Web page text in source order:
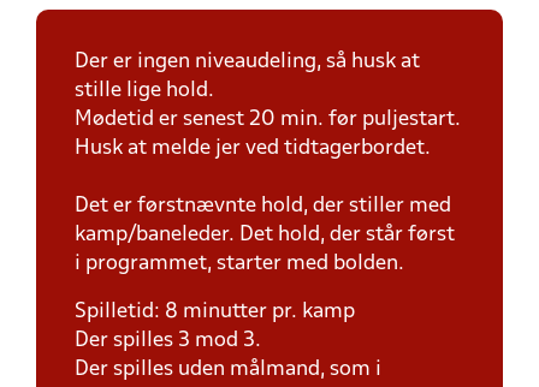
Der er ingen niveaudeling, så husk at
stille lige hold.
Mødetid er senest 20 min. før puljestart.
Husk at melde jer ved tidtagerbordet.
Det er førstnævnte hold, der stiller med
kamp/baneleder. Det hold, der står først
i programmet, starter med bolden.
Spilletid: 8 minutter pr. kamp
Der spilles 3 mod 3.
Der spilles uden målmand, som i